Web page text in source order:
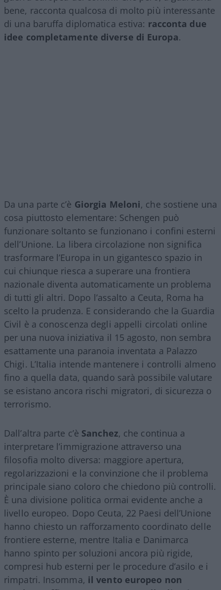
bene, racconta qualcosa di molto più interessante
di una baruffa diplomatica estiva: racconta due
idee completamente diverse di Europa.
Da una parte c’è Giorgia Meloni, che sostiene una
cosa piuttosto elementare: Schengen può
funzionare soltanto se funzionano i confini esterni
dell’Unione. La libera circolazione non significa
trasformare l’Europa in un gigantesco spazio in
cui chiunque riesca a superare una frontiera
nazionale diventa automaticamente un problema
di tutti gli altri. Dopo l’assalto a Ceuta, Roma ha
scelto la prudenza. E considerando che la Guardia
Civil è a conoscenza degli appelli circolati online
per una nuova iniziativa il 15 agosto, non sembra
esattamente una paranoia inventata a Palazzo
Chigi. L’Italia intende mantenere i controlli almeno
fino a quella data, quando sarà possibile valutare
se esistano ancora rischi migratori, di sicurezza o
terrorismo.
Dall’altra parte c’è Sanchez, che continua a
interpretare l’immigrazione attraverso una
filosofia molto diversa: maggiore apertura,
regolarizzazioni e la convinzione che il problema
principale siano coloro che chiedono più controlli.
È una divisione politica ormai evidente anche a
livello europeo. Dopo Ceuta, 22 Paesi dell’Unione
hanno chiesto un rafforzamento coordinato delle
frontiere esterne, mentre Italia e Danimarca
hanno spinto per soluzioni ancora più rigide,
compresi hub esterni per le procedure d’asilo e i
rimpatri. Insomma, il vento europeo non